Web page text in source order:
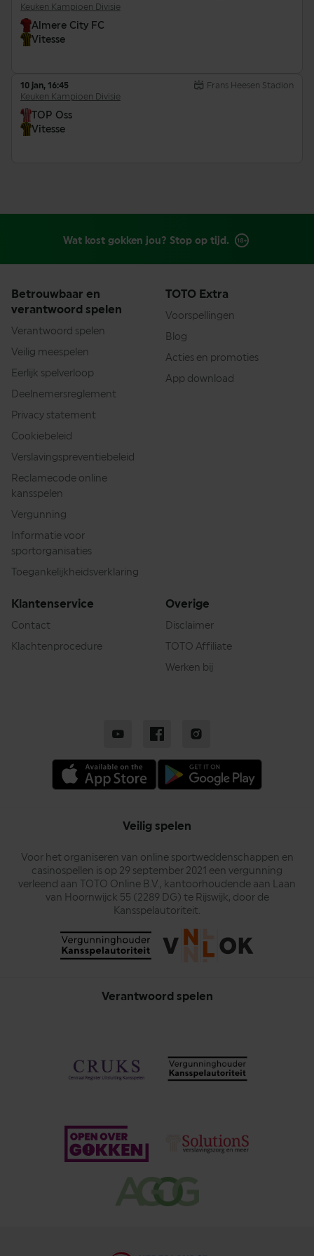
Keuken Kampioen Divisie
Almere City FC
Vitesse
10 jan, 16:45
Frans Heesen Stadion
Keuken Kampioen Divisie
TOP Oss
Vitesse
Wat kost gokken jou? Stop op tijd.
Betrouwbaar en
verantwoord spelen
Verantwoord spelen
Veilig meespelen
Eerlijk spelverloop
Deelnemersreglement
Privacy statement
Cookiebeleid
Verslavingspreventiebeleid
Reclamecode online
kansspelen
Vergunning
Informatie voor
sportorganisaties
Toegankelijkheidsverklaring
TOTO Extra
Voorspellingen
Blog
Acties en promoties
App download
Klantenservice
Contact
Klachtenprocedure
Overige
Disclaimer
TOTO Affiliate
Werken bij
Veilig spelen
Voor het organiseren van online sportweddenschappen en
casinospellen is op 29 september 2021 een vergunning
verleend aan TOTO Online B.V., kantoorhoudende aan Laan
van Hoornwijck 55 (2289 DG) te Rijswijk, door de
Kansspelautoriteit.
Verantwoord spelen